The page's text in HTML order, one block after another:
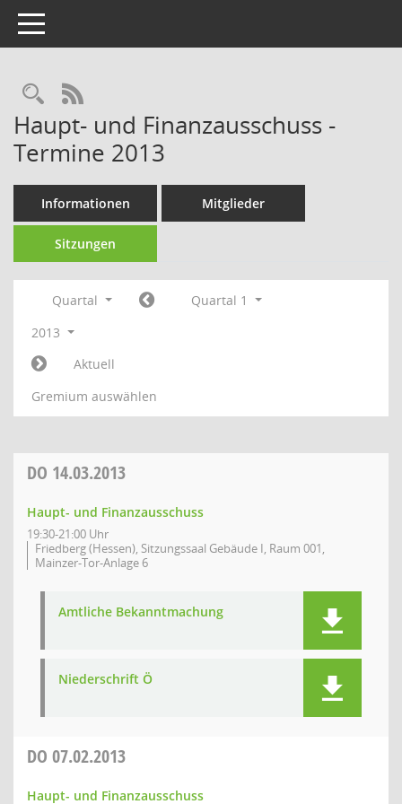
Toggle navigation
Rechercheauswahl
RSS-Feed
Haupt- und Finanzausschuss -
Termine 2013
Informationen Mitglieder
Sitzungen
Quartal
Quartal 1
2013
Aktuell
Gremium auswählen
DO 14.03.2013
Haupt- und Finanzausschuss
19:30-21:00 Uhr
Friedberg (Hessen), Sitzungssaal Gebäude I, Raum 001,
Mainzer-Tor-Anlage 6
Amtliche Bekanntmachung
Niederschrift Ö
DO 07.02.2013
Haupt- und Finanzausschuss